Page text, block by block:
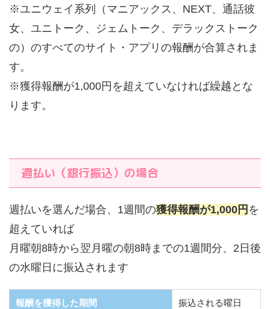
※ユニウェイ系列（マニアックス、NEXT、通話彼
女、ユニトーク、ジェムトーク、デラックストーク
の）のすべてのサイト・アプリの報酬が合算されま
す。
※獲得報酬が1,000円を超えていなければ繰越とな
ります。
週払い（銀行振込）の場合
週払いを選んだ場合、1週間の獲得報酬が1,000円 を
超えていれば
月曜朝8時から翌月曜の朝8時までの1週間分、2日後
の水曜日に振込されます
報酬を獲得した期間 振込される曜日